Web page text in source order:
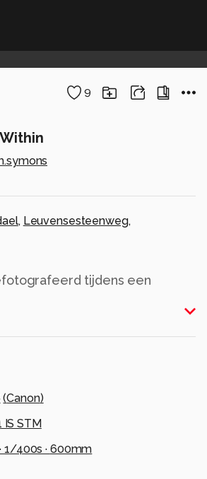
9
, Leuvensesteenweg,
tijdens een
(Canon)
IS STM
1/400s · 600mm